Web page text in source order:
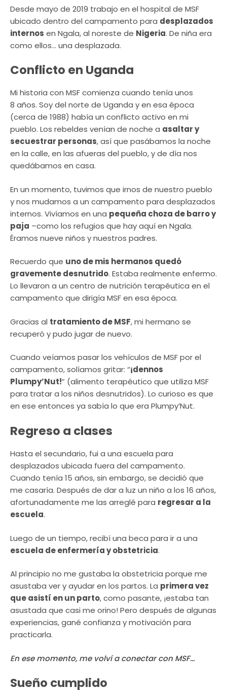
Desde mayo de 2019 trabajo en el hospital de MSF
ubicado dentro del campamento para desplazados
internos en Ngala, al noreste de Nigeria. De niña era
como ellos… una desplazada.
Conflicto en Uganda
Mi historia con MSF comienza cuando tenía unos
8 años. Soy del norte de Uganda y en esa época
(cerca de 1988) había un conflicto activo en mi
pueblo. Los rebeldes venían de noche a asaltar y
secuestrar personas, así que pasábamos la noche
en la calle, en las afueras del pueblo, y de día nos
quedábamos en casa.
En un momento, tuvimos que irnos de nuestro pueblo
y nos mudamos a un campamento para desplazados
internos. Vivíamos en una pequeña choza de barro y
paja –como los refugios que hay aquí en Ngala.
Éramos nueve niños y nuestros padres.
Recuerdo que uno de mis hermanos quedó
gravemente desnutrido. Estaba realmente enfermo.
Lo llevaron a un centro de nutrición terapéutica en el
campamento que dirigía MSF en esa época.
Gracias al tratamiento de MSF, mi hermano se
recuperó y pudo jugar de nuevo.
Cuando veíamos pasar los vehículos de MSF por el
campamento, solíamos gritar: “¡dennos
Plumpy’Nut!” (alimento terapéutico que utiliza MSF
para tratar a los niños desnutridos). Lo curioso es que
en ese entonces ya sabía lo que era Plumpy’Nut.
Regreso a clases
Hasta el secundario, fui a una escuela para
desplazados ubicada fuera del campamento.
Cuando tenía 15 años, sin embargo, se decidió que
me casaría. Después de dar a luz un niño a los 16 años,
afortunadamente me las arreglé para regresar a la
escuela.
Luego de un tiempo, recibí una beca para ir a una
escuela de enfermería y obstetricia.
Al principio no me gustaba la obstetricia porque me
asustaba ver y ayudar en los partos. La primera vez
que asistí en un parto, como pasante, ¡estaba tan
asustada que casi me orino! Pero después de algunas
experiencias, gané confianza y motivación para
practicarla.
En ese momento, me volví a conectar con MSF…
Sueño cumplido